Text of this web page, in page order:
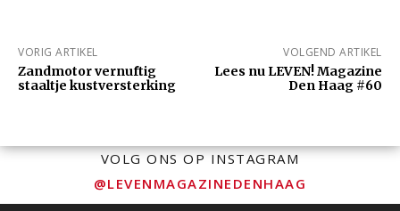
VORIG ARTIKEL
Zandmotor vernuftig
staaltje kustversterking
VOLGEND ARTIKEL
Lees nu LEVEN! Magazine
Den Haag #60
VOLG ONS OP INSTAGRAM
@LEVENMAGAZINEDENHAAG